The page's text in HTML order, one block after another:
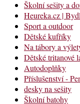
Školní sešity a
Heureka.cz |
Sport a outdoor
Dětské kufříky
Na tábory a
Dětské tritanové
Autodoplňky
Příslušenství -
desky na sešity
Školní batohy